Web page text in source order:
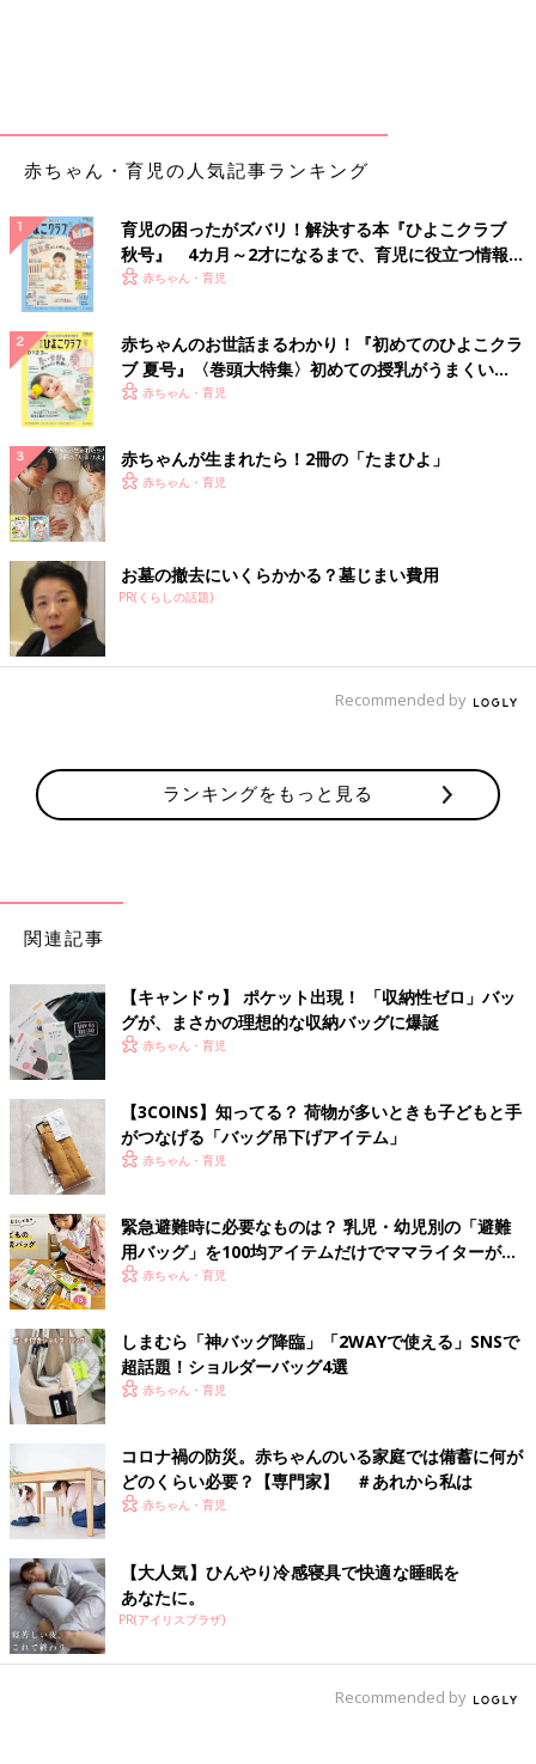
赤ちゃん・育児の人気記事ランキング
育児の困ったがズバリ！解決する本『ひよこクラブ
秋号』 4カ月～2才になるまで、育児に役立つ情報が
いっぱい！
赤ちゃん・育児
赤ちゃんのお世話まるわかり！『初めてのひよこクラ
ブ 夏号』〈巻頭大特集〉初めての授乳がうまくい
く！ おっぱい・ミルクの基本と夏のトラブル 解決テ
赤ちゃん・育児
赤ちゃんが生まれたら！2冊の「たまひよ」
赤ちゃん・育児
お墓の撤去にいくらかかる？墓じまい費用
PR(くらしの話題)
Recommended by
ランキングをもっと見る
関連記事
【キャンドゥ】 ポケット出現！ 「収納性ゼロ」バッ
グが、まさかの理想的な収納バッグに爆誕
赤ちゃん・育児
【3COINS】知ってる？ 荷物が多いときも子どもと手
がつなげる「バッグ吊下げアイテム」
赤ちゃん・育児
緊急避難時に必要なものは？ 乳児・幼児別の「避難
用バッグ」を100均アイテムだけでママライターがつ
くってみた！
赤ちゃん・育児
しまむら「神バッグ降臨」「2WAYで使える」SNSで
超話題！ショルダーバッグ4選
赤ちゃん・育児
コロナ禍の防災。赤ちゃんのいる家庭では備蓄に何が
どのくらい必要？【専門家】 ＃あれから私は
赤ちゃん・育児
【大人気】ひんやり冷感寝具で快適な睡眠を
あなたに。
PR(アイリスプラザ)
Recommended by